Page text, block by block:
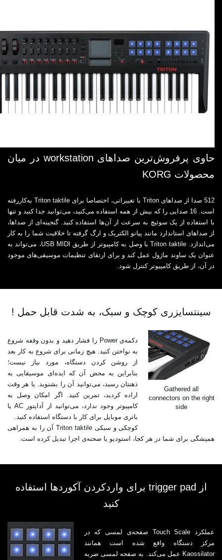
حاوی پرفروش‌ترین صداهای workstation در میان
محصولات KORG
512 صدا از صداهای Triton با تغییراتی، اختصاصا برای Triton taktile به‌کاررفته
است. 16 صدایی را که بیش از همه استفاده می‌کنید، می‌توانید جدا کنید و تنها
با استفاده از یک سوئیچ به سرعت از آن‌ها استفاده کنید. گنجینه‌ای از صداها،
از صداهای استاندارد مانند پیانو الکتریک و ارگ گرفته تا خلاقیت شما را به کار
می‌اندازد. Triton taktile با وصل به کامپیوتر از طریق USB MIDI، می‌تواند به
عنوان یک ساوند ماژول عمل کند و برای ارتقای تنظیمات موسیقی‌های موجود
در آن، از طریق کامپیوتر کنترل شود.
سینتسایزری کوچک و سبک، به شدت قابل‌ حمل !
Gathered all
connectors on the right
side
دکمه‌ی Power را فشار دهید و بدون وقفه شروع
به نواختن کنید. هیچ زمانی برای شروع به کار بعد
از روشن کردن دستگاه، مورد نیاز نیست؛
بنابراین به محض آن که ایده‌ای موسیقایی به
ذهنتان رسید، می‌توانید آن را بشنوید. یا هر وقت
اراده کردید، تمرین کنید. اگر امکان وصل به
کامپیوتر وجود ندارد، می‌توانید از آداپتور AC یا
باتری موبایل برای کار با دستگاه استفاده کنید.
کوچکی و سبکی Triton taktile آن را به همراهی
همیشگی برای شما در هر کجا، استودیو یا صحنه‌ی اجرا تبدیل کرده است.
از trigger pad برای واردکردن آکوردها استفاده
کنید
عملکرد Touch Scale صفحه‌ی لمسی که در
مرکز دستگاه واقع شده است همانند
Kaossilator عمل می‌کند. به صفحه لمسی ضربه